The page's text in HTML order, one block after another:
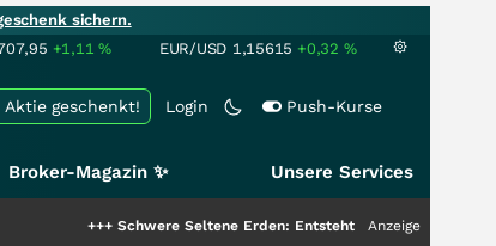
sichern.
+1,11% EUR/USD 1,15615 +0,32 %
Login Push-Kurse
Aktie geschenkt!
Broker-Magazin ✨ Unsere Services
Schwere Seltene Erden: Entsteht hier die nächste
Anzeige